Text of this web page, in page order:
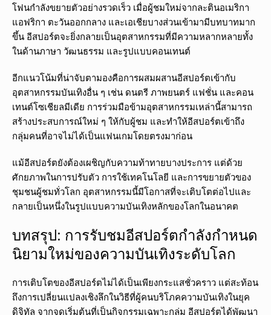
โฟนกำลังขยายตัวอย่างรวดเร็ว เมื่อผู้ชมใหม่จากละตินอเมริกา
แอฟริกา ตะวันออกกลาง และเอเชียบางส่วนเข้ามามีบทบาทมาก
ขึ้น อีสปอร์ตจะยิ่งกลายเป็นอุตสาหกรรมที่มีความหลากหลายทั้ง
ในด้านภาษา วัฒนธรรม และรูปแบบคอนเทนต์
อีกแนวโน้มที่น่าจับตามองคือการผสมผสานอีสปอร์ตเข้ากับ
อุตสาหกรรมบันเทิงอื่น ๆ เช่น ดนตรี ภาพยนตร์ แฟชั่น และคอน
เทนต์โซเชียลมีเดีย การร่วมมือข้ามอุตสาหกรรมเหล่านี้สามารถ
สร้างประสบการณ์ใหม่ ๆ ให้กับผู้ชม และทำให้อีสปอร์ตเข้าถึง
กลุ่มคนที่อาจไม่ได้เป็นแฟนเกมโดยตรงมาก่อน
แม้อีสปอร์ตยังต้องเผชิญกับความท้าทายบางประการ แต่ด้วย
ศักยภาพในการปรับตัว การใช้เทคโนโลยี และการขยายตัวของ
ชุมชนผู้ชมทั่วโลก อุตสาหกรรมนี้มีโอกาสที่จะเติบโตต่อไปและ
กลายเป็นหนึ่งในรูปแบบความบันเทิงหลักของโลกในอนาคต
บทสรุป: การรับชมอีสปอร์ตกำลังกำหนด
นิยามใหม่ของความบันเทิงระดับโลก
การเติบโตของอีสปอร์ตไม่ได้เป็นเพียงกระแสชั่วคราว แต่สะท้อน
ถึงการเปลี่ยนแปลงเชิงลึกในวิธีที่ผู้คนบริโภคความบันเทิงในยุค
ดิจิทัล จากจุดเริ่มต้นที่เป็นกิจกรรมเฉพาะกลุ่ม อีสปอร์ตได้พัฒนา